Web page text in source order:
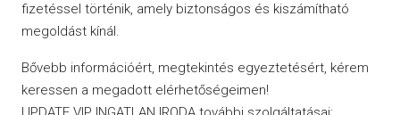
fizetéssel történik, amely biztonságos és kiszámítható
megoldást kínál.
Bővebb információért, megtekintés egyeztetésért, kérem
keressen a megadott elérhetőségeimen!